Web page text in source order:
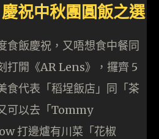
祝中秋團圓飯之選
食飯慶祝，又唔想食中餐同
打開《AR Lens》，攞齊 5
食代表「稻埕飯店」同「茶
可以去「Tommy
打邊爐有川菜「花椒